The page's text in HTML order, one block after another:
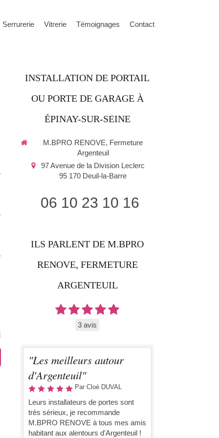
Serrurerie Vitrerie Témoignages Contact
INSTALLATION DE PORTAIL
OU PORTE DE GARAGE À
ÉPINAY-SUR-SEINE
M.BPRO RENOVE, Fermeture
Argenteuil
97 Avenue de la Division Leclerc
95 170 Deuil-la-Barre
06 10 23 10 16
ILS PARLENT DE M.BPRO
RENOVE, FERMETURE
ARGENTEUIL
3 avis
"Les meilleurs autour
d'Argenteuil"
Par Cloé DUVAL
Leurs installateurs de portes sont
très sérieux, je recommande
M.BPRO RENOVE à tous mes amis
habitant aux alentours d'Argenteuil !